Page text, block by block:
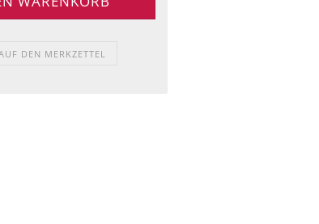
DEN MERKZETTEL